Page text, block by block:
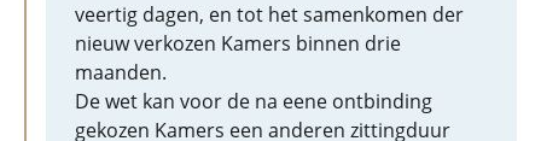
veertig dagen, en tot het samenkomen der
nieuw verkozen Kamers binnen drie
maanden.
De wet kan voor de na eene ontbinding
gekozen Kamers een anderen zittingduur